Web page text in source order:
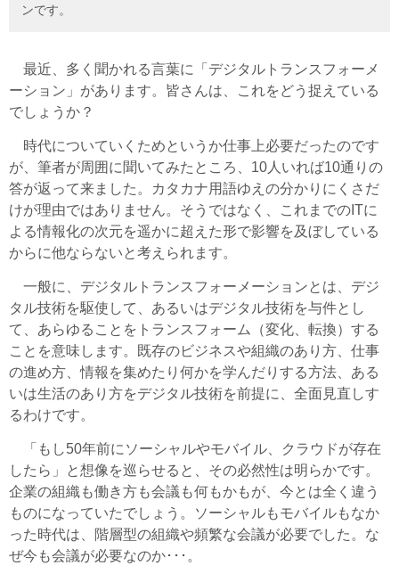
ンです。
最近、多く聞かれる言葉に「デジタルトランスフォーメ
ーション」があります。皆さんは、これをどう捉えている
でしょうか？
時代についていくためというか仕事上必要だったのです
が、筆者が周囲に聞いてみたところ、10人いれば10通りの
答が返って来ました。カタカナ用語ゆえの分かりにくさだ
けが理由ではありません。そうではなく、これまでのITに
よる情報化の次元を遥かに超えた形で影響を及ぼしている
からに他ならないと考えられます。
一般に、デジタルトランスフォーメーションとは、デジ
タル技術を駆使して、あるいはデジタル技術を与件とし
て、あらゆることをトランスフォーム（変化、転換）する
ことを意味します。既存のビジネスや組織のあり方、仕事
の進め方、情報を集めたり何かを学んだりする方法、ある
いは生活のあり方をデジタル技術を前提に、全面見直しす
るわけです。
「もし50年前にソーシャルやモバイル、クラウドが存在
したら」と想像を巡らせると、その必然性は明らかです。
企業の組織も働き方も会議も何もかもが、今とは全く違う
ものになっていたでしょう。ソーシャルもモバイルもなか
った時代は、階層型の組織や頻繁な会議が必要でした。な
ぜ今も会議が必要なのか･･･。